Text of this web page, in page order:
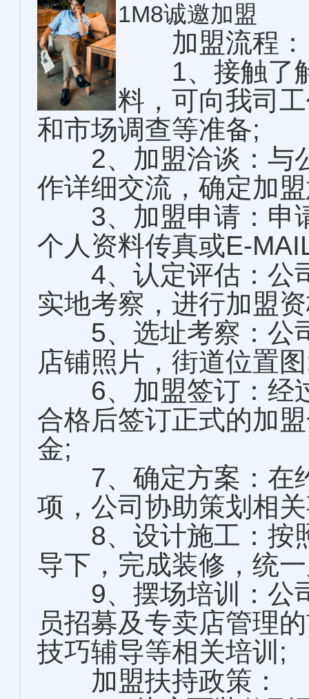
1M8诚邀加盟
加盟流程：
1、接触了解
料，可向我司
和市场调查等准备;
2、加盟洽谈：与
作详细交流，确定加
3、加盟申请：申
个人资料传真或E-
4、认定评估：公
实地考察，进行加盟
5、选址考察：公
店铺照片，街道位置
6、加盟签订：经
合格后签订正式的加
金;
7、确定方案：在
项，公司协助策划相
8、设计施工：按
导下，完成装修，统
9、摆场培训：公
员招募及专卖店管理
技巧辅导等相关培训;
加盟扶持政策：